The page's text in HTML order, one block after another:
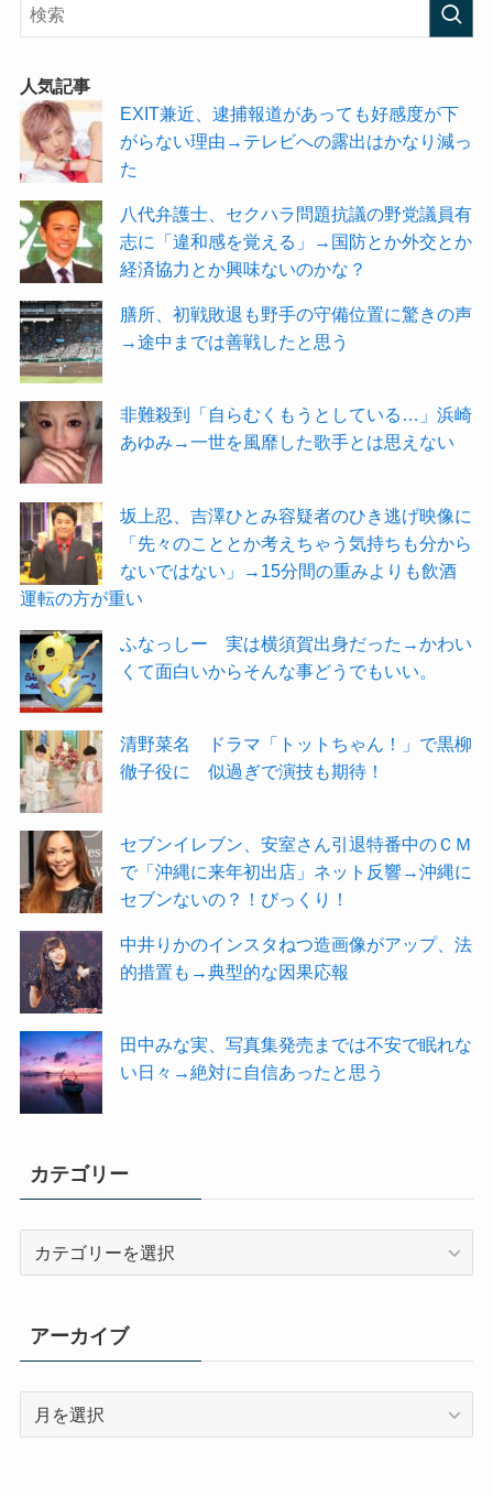
人気記事
EXIT兼近、逮捕報道があっても好感度が下
がらない理由→テレビへの露出はかなり減っ
た
八代弁護士、セクハラ問題抗議の野党議員有
志に「違和感を覚える」→国防とか外交とか
経済協力とか興味ないのかな？
膳所、初戦敗退も野手の守備位置に驚きの声
→途中までは善戦したと思う
非難殺到「自らむくもうとしている…」浜崎
あゆみ→一世を風靡した歌手とは思えない
坂上忍、吉澤ひとみ容疑者のひき逃げ映像に
「先々のこととか考えちゃう気持ちも分から
ないではない」→15分間の重みよりも飲酒
運転の方が重い
ふなっしー 実は横須賀出身だった→かわい
くて面白いからそんな事どうでもいい。
清野菜名 ドラマ「トットちゃん！」で黒柳
徹子役に 似過ぎで演技も期待！
セブンイレブン、安室さん引退特番中のＣＭ
で「沖縄に来年初出店」ネット反響→沖縄に
セブンないの？！びっくり！
中井りかのインスタねつ造画像がアップ、法
的措置も→典型的な因果応報
田中みな実、写真集発売までは不安で眠れな
い日々→絶対に自信あったと思う
カテゴリー
リ
ー
アーカイブ